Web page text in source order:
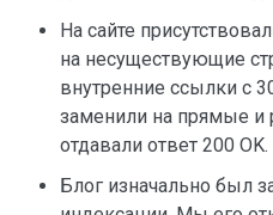
На сайте
на несуществующие
внутренние ссылки с
заменили на прямые и
отдавали ответ 200 OK.
Блог изначально был